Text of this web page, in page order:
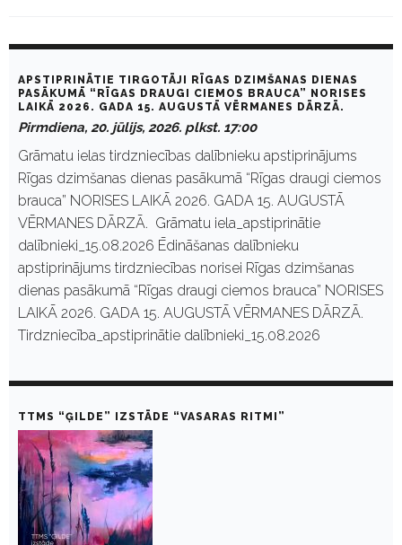
a
2
APSTIPRINĀTIE TIRGOTĀJI RĪGAS DZIMŠANAS DIENAS
PASĀKUMĀ “RĪGAS DRAUGI CIEMOS BRAUCA” NORISES
LAIKĀ 2026. GADA 15. AUGUSTĀ VĒRMANES DĀRZĀ.
Pirmdiena, 20. jūlijs, 2026. plkst. 17:00
Grāmatu ielas tirdzniecības dalībnieku apstiprinājums
Rīgas dzimšanas dienas pasākumā “Rīgas draugi ciemos
brauca” NORISES LAIKĀ 2026. GADA 15. AUGUSTĀ
VĒRMANES DĀRZĀ. Grāmatu iela_apstiprinātie
dalībnieki_15.08.2026 Ēdināšanas dalībnieku
apstiprinājums tirdzniecības norisei Rīgas dzimšanas
dienas pasākumā “Rīgas draugi ciemos brauca” NORISES
LAIKĀ 2026. GADA 15. AUGUSTĀ VĒRMANES DĀRZĀ.
Tirdzniecība_apstiprinātie dalībnieki_15.08.2026
TTMS “ĢILDE” IZSTĀDE “VASARAS RITMI”